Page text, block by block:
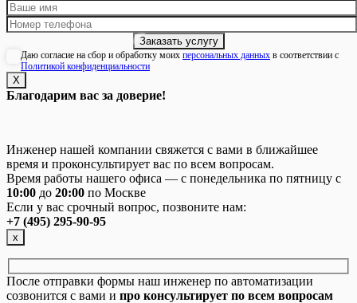
Даю согласие на сбор и обработку моих персональных данных в соответствии с
Политикой конфиденциальности
Х
Благодарим вас за доверие!
Инженер нашей компании свяжется с вами в ближайшее
время и проконсультирует вас по всем вопросам.
Время работы нашего офиса — с понедельника по пятницу с
10:00 до 20:00 по Москве
Если у вас срочный вопрос, позвоните нам:
+7 (495) 295-90-95
х
После отправки формы наш инженер по автоматизации
созвонится с вами и про консультирует по всем вопросам